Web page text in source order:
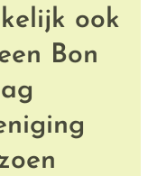
ook
Bon